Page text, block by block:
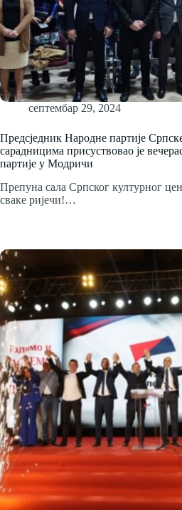
септембар 29, 2024
Предсједник Народне партије
сарадницима присуствовао је
партије у Модричи
Препуна сала Српског културног
сваке ријечи!…